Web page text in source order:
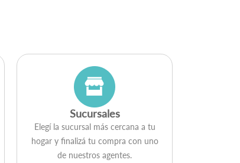
Sucursales
Elegí la sucursal más cercana a tu
hogar y ﬁnalizá tu compra con uno
de nuestros agentes.